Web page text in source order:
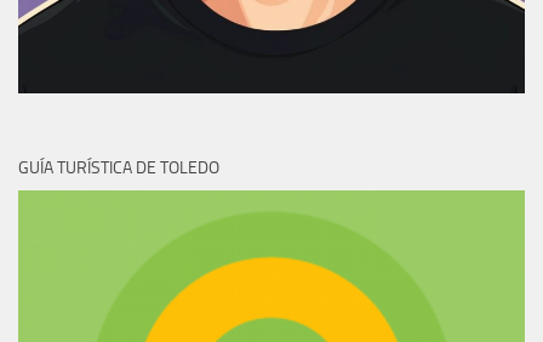
GUÍA TURÍSTICA DE TOLEDO